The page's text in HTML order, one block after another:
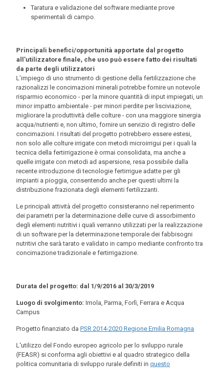
Taratura e validazione del software mediante prove
sperimentali di campo.
Principali benefici/opportunità apportate dal progetto
all'utilizzatore finale, che uso può essere fatto dei risultati
da parte degli utilizzatori
L’impiego di uno strumento di gestione della fertilizzazione che
razionalizzi le concimazioni minerali potrebbe fornire un notevole
risparmio economico - per la minore quantità di input impiegati, un
minor impatto ambientale - per minori perdite per lisciviazione,
migliorare la produttività delle colture - con una maggiore sinergia
acqua/nutrienti e, non ultimo, fornire un servizio di registro delle
concimazioni. I risultati del progetto potrebbero essere estesi,
non solo alle colture irrigate con metodi microirrigui per i quali la
tecnica della fertirrigazione è ormai consolidata, ma anche a
quelle irrigate con metodi ad aspersione, resa possibile dalla
recente introduzione di tecnologie fertirrigue adatte per gli
impianti a pioggia, consentendo anche per questi ultimi la
distribuzione frazionata degli elementi fertilizzanti.
Le principali attività del progetto consisteranno nel reperimento
dei parametri per la determinazione delle curve di assorbimento
degli elementi nutritivi i quali verranno utilizzati per la realizzazione
di un software per la determinazione temporale dei fabbisogni
nutritivi che sarà tarato e validato in campo mediante confronto tra
concimazione tradizionale e fertirrigazione.
Durata del progetto: dal 1/9/2016 al 30/3/2019
Luogo di svolgimento: Imola, Parma, Forlì, Ferrara e Acqua
Campus
Progetto finanziato da PSR 2014-2020 Regione Emilia Romagna
L'utilizzo del Fondo europeo agricolo per lo sviluppo rurale
(FEASR) si conforma agli obiettivi e al quadro strategico della
politica comunitaria di sviluppo rurale definiti in questo